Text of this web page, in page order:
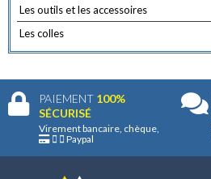
Les outils et les accessoires
Les colles
PAIEMENT 100%
SÉCURISÉ
Virement bancaire, chèque,
Paypal